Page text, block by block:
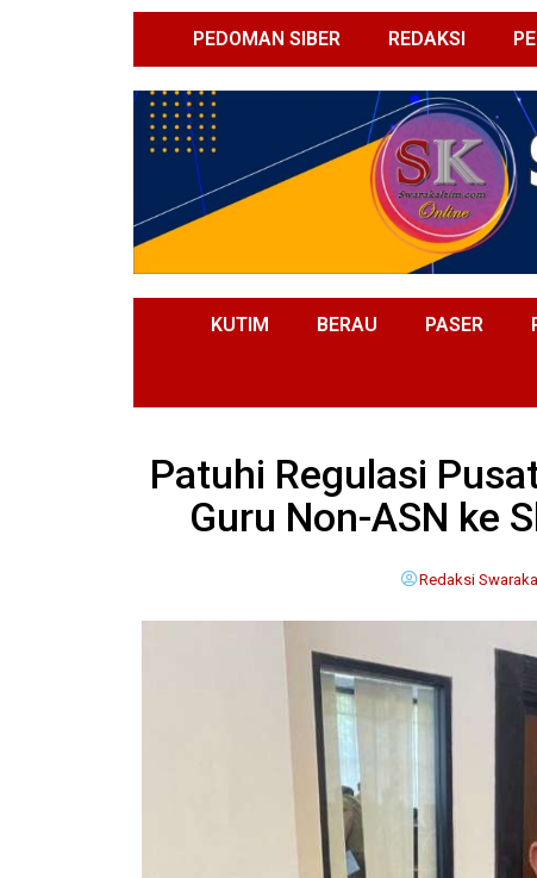
PEDOMAN SIBER REDAKSI
KUTIM BERAU PASER
Patuhi Regulasi
Guru Non-ASN ke
Redaksi